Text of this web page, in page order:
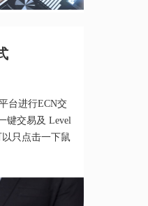
台进行ECN交
键交易及 Level
只点击一下鼠